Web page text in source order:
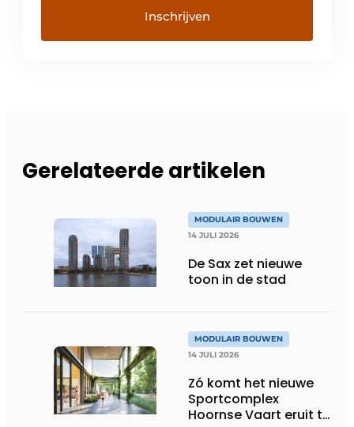
Gerelateerde artikelen
MODULAIR BOUWEN
14 JULI 2026
De Sax zet nieuwe
toon in de stad
MODULAIR BOUWEN
14 JULI 2026
Zó komt het nieuwe
Sportcomplex
Hoornse Vaart eruit te